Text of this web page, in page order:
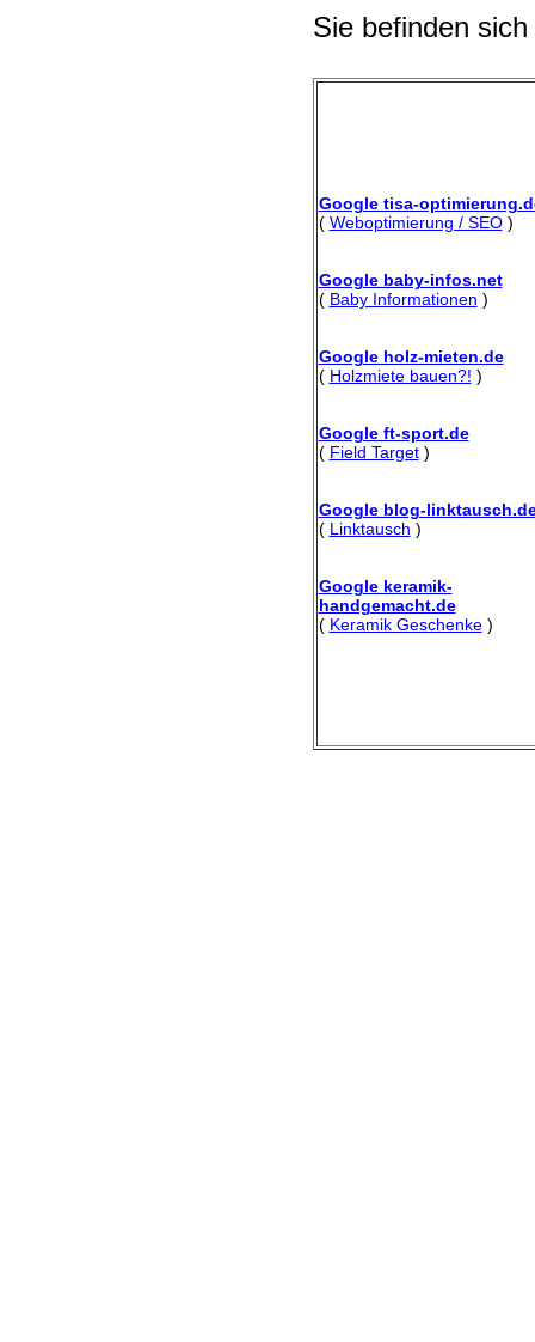
Sie befinden
Google tisa-
( Weboptimierung / SEO)
Google baby-infos.net
( Baby Informationen )
Google holz-mieten.de
( Holzmiete bauen?! )
Google ft-sport.de
( Field Target)
Google blog-
( Linktausch )
Google keramik-
handgemacht.de
( Keramik Geschenke)